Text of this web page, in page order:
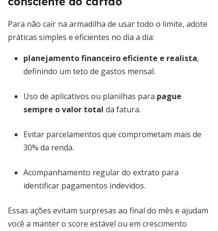
Para não cair na armadilha de usar todo o limite, adote
práticas simples e eficientes no dia a dia:
planejamento financeiro eficiente e realista,
definindo um teto de gastos mensal.
Uso de aplicativos ou planilhas para pague
sempre o valor total da fatura.
Evitar parcelamentos que comprometam mais de
30% da renda.
Acompanhamento regular do extrato para
identificar pagamentos indevidos.
Essas ações evitam surpresas ao final do mês e ajudam
você a manter o score estável ou em crescimento